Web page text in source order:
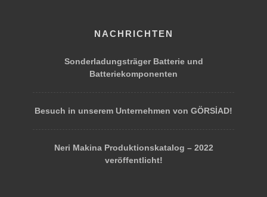
NACHRICHTEN
Sonderladungsträger Batterie und
Batteriekomponenten
Besuch in unserem Unternehmen von GÖRSİAD!
Neri Makina Produktionskatalog – 2022
veröffentlicht!